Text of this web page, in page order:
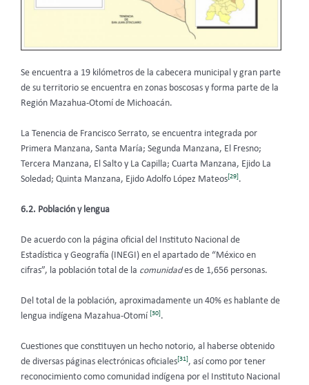
Se encuentra a 19 kilómetros de la cabecera municipal y gran parte
de su territorio se encuentra en zonas boscosas y forma parte de la
Región Mazahua-Otomí de Michoacán.
La Tenencia de Francisco Serrato, se encuentra integrada por
Primera Manzana, Santa María; Segunda Manzana, El Fresno;
Tercera Manzana, El Salto y La Capilla; Cuarta Manzana, Ejido La
Soledad; Quinta Manzana, Ejido Adolfo López Mateos[29].
6.2. Población y lengua
De acuerdo con la página oficial del Instituto Nacional de
Estadística y Geografía (INEGI) en el apartado de “México en
cifras”, la población total de la comunidades de 1,656 personas.
Del total de la población, aproximadamente un 40% es hablante de
lengua indígena Mazahua-Otomí [30].
Cuestiones que constituyen un hecho notorio, al haberse obtenido
de diversas páginas electrónicas oficiales[31], así como por tener
reconocimiento como comunidad indígena por el Instituto Nacional